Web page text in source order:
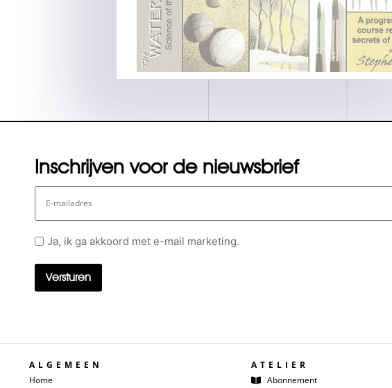
Inschrijven voor de nieuwsbrief
E-
mailadres
GeenJa, ik ga akkoord met e-mail marketing.
ALGEMEEN
Home
ATELIER
Abonnement